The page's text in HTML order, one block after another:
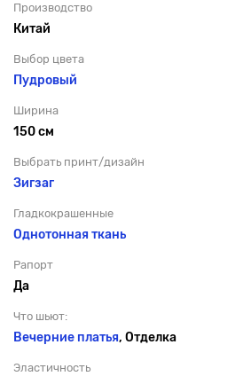
Производство
Китай
Выбор цвета
Пудровый
Ширина
150 см
Выбрать принт/дизайн
Зигзаг
Гладкокрашенные
Однотонная ткань
Рапорт
Да
Что шьют:
Вечерние платья, Отделка
Эластичность